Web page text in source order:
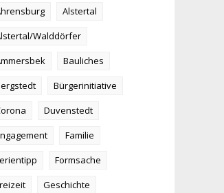
Alstertal
Walddörfer
Bauliches
Bürgerinitiative
Duvenstedt
Familie
Formsache
Geschichte